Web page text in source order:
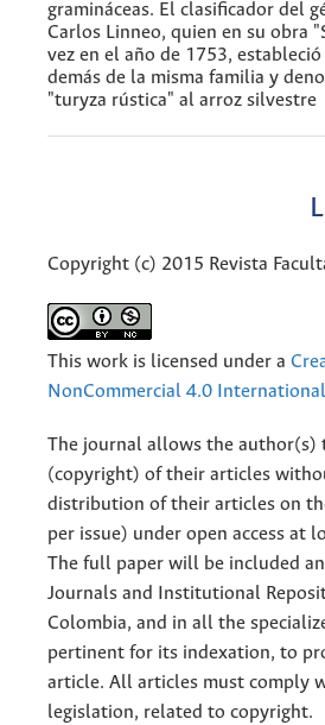
gramináceas. El clasificador del
Carlos Linneo, quien en su obra
vez en el año de 1753,
demás de la misma familia y
"turyza rústica" al arroz silvestre
Copyright (c) 2015 Revista
This work is licensed under a
NonCommercial 4.0
The journal allows the
(copyright) of their articles
distribution of their articles on
per issue) under open access at
The full paper will be included
Journals and Institutional
Colombia, and in all the
pertinent for its indexation, to
article. All articles must comply
legislation, related to copyright.